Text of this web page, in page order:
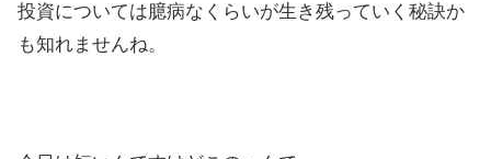
投資については臆病なくらいが生き残っていく秘訣か
も知れませんね。